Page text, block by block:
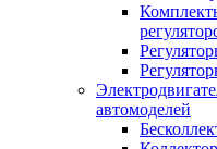
автомоделей